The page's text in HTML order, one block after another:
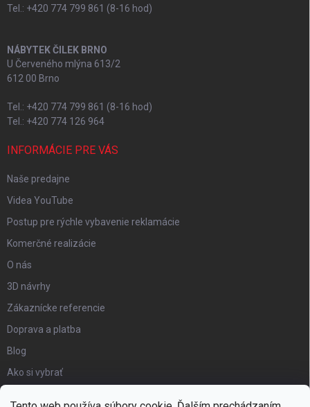
Tel.: +420 774 799 861 (8-16 hod)
NÁBYTEK ČILEK BRNO
U Červeného mlýna 613/2
612 00 Brno
Tel.: +420 774 799 861 (8-16 hod)
Tel.: +420 774 126 964
INFORMÁCIE PRE VÁS
Naše predajne
Videa YouTube
Postup pre rýchle vybavenie reklamácie
Komerčné realizácie
O nás
3D návrhy
Zákaznícke referencie
Doprava a platba
Blog
Ako si vybrať